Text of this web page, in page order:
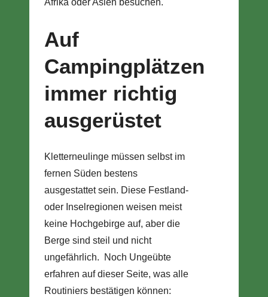
Auf
Campingplätzen
immer richtig
ausgerüstet
Kletterneulinge müssen selbst im
fernen Süden bestens
ausgestattet sein. Diese Festland-
oder Inselregionen weisen meist
keine Hochgebirge auf, aber die
Berge sind steil und nicht
ungefährlich. Noch Ungeübte
erfahren auf dieser Seite, was alle
Routiniers bestätigen können: